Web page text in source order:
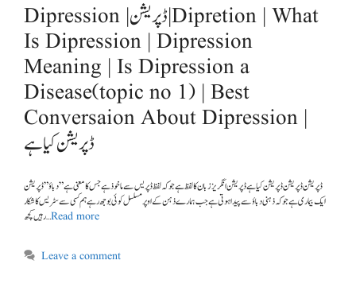
Dipression |ڈپریشن | Dipretion | What
Is Dipression | Dipression
Meaning | Is Dipression a
Disease(topic no 1) | Best
Conversaion About Dipression |
ڈپریشن کیا ہے
ایک بیماری ہے جو کہ ذہنی دباؤ سے پیدا ہوتی ہے جب ہمارے ذہن کے اوپر مسلسل کوئی بوجھ رہے ہم کسی سے سٹریس کا شکار
رہیں کچھ …Read more
Leave a comment